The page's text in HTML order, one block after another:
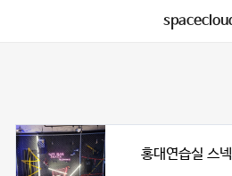
홍대연습실 스